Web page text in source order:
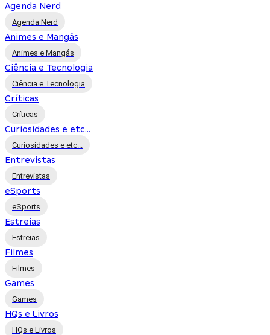
Agenda Nerd
Agenda Nerd
Animes e Mangás
Animes e Mangás
Ciência e Tecnologia
Ciência e Tecnologia
Críticas
Críticas
Curiosidades e etc...
Curiosidades e etc...
Entrevistas
Entrevistas
eSports
eSports
Estreias
Estreias
Filmes
Filmes
Games
Games
HQs e Livros
HQs e Livros